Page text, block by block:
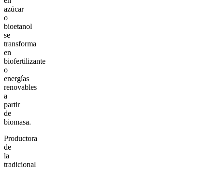
azúcar
o
bioetanol
se
transforma
en
biofertilizante
o
energías
renovables
a
partir
de
biomasa.
Productora
de
la
tradicional